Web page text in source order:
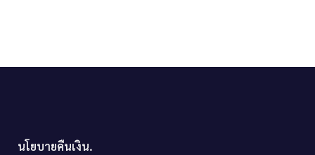
นโยบายคืนเงิน.